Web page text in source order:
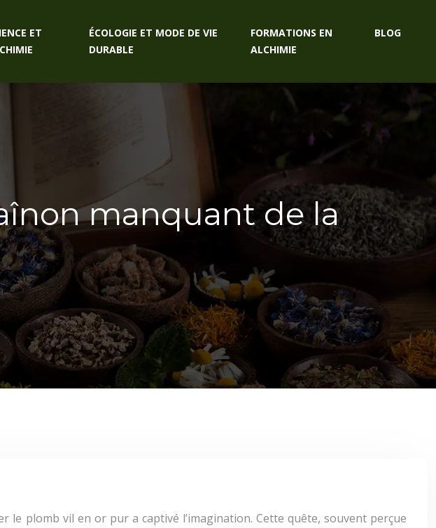
ET
ÉCOLOGIE ET MODE DE VIE
DURABLE
FORMATIONS EN
ALCHIMIE
BLOG
manquant de la
le plomb vil en or pur a captivé l’imagination. Cette quête, souvent perçue